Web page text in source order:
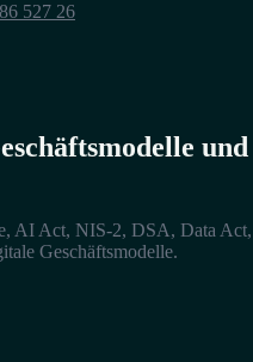
527 26
und
AI Act, NIS-2, DSA, Data Act,
Geschäftsmodelle.